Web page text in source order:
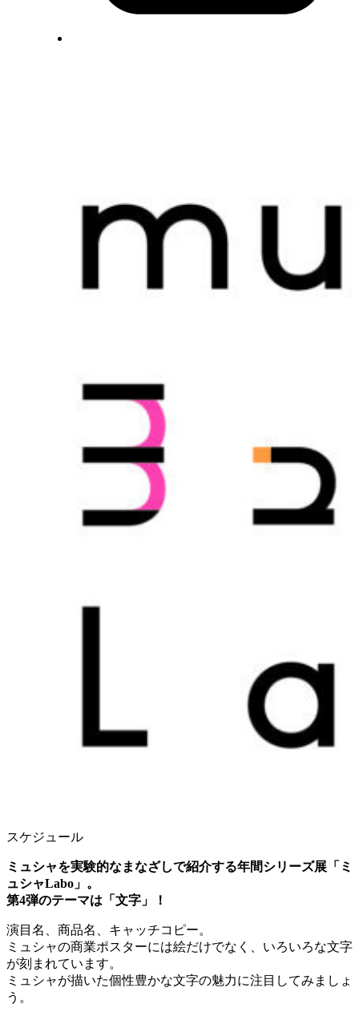
スケジュール
ミュシャを実験的なまなざしで紹介する年間シリーズ展「ミ
ュシャLabo」。
第4弾のテーマは「文字 」！
演目名、商品名、キャッチコピー。
ミュシャの商業ポスターには絵だけでなく、いろいろな文字
が刻まれています。
ミュシャが描いた個性豊かな文字の魅力に注目してみましょ
う。